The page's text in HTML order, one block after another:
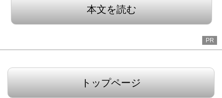
本文を読む
PR
トップページ